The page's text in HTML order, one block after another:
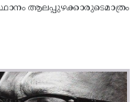
ആലപ്പുഴക്കാരുടെമാത്രം